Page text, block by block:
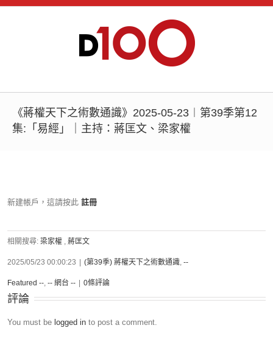
《蔣權天下之術數通識》2025-05-23︱第39季第12
集:「易經」｜主持：蔣匡文、梁家權
新建帳戶，這請按此 註冊
相關搜尋: 梁家權 , 蔣匡文
2025/05/23 00:00:23 (第39季) 蔣權天下之術數通識, --
Featured --, -- 網台 -- 0條評論
評論
You must be logged in to post a comment.